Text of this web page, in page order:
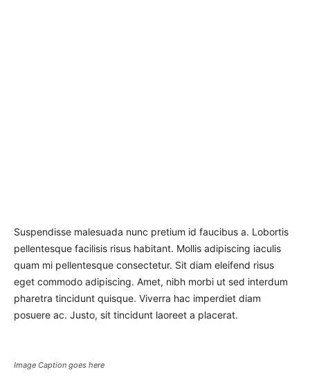
Suspendisse malesuada nunc pretium id faucibus a. Lobortis
pellentesque facilisis risus habitant. Mollis adipiscing iaculis
quam mi pellentesque consectetur. Sit diam eleifend risus
eget commodo adipiscing. Amet, nibh morbi ut sed interdum
pharetra tincidunt quisque. Viverra hac imperdiet diam
posuere ac. Justo, sit tincidunt laoreet a placerat.
Image Caption goes here